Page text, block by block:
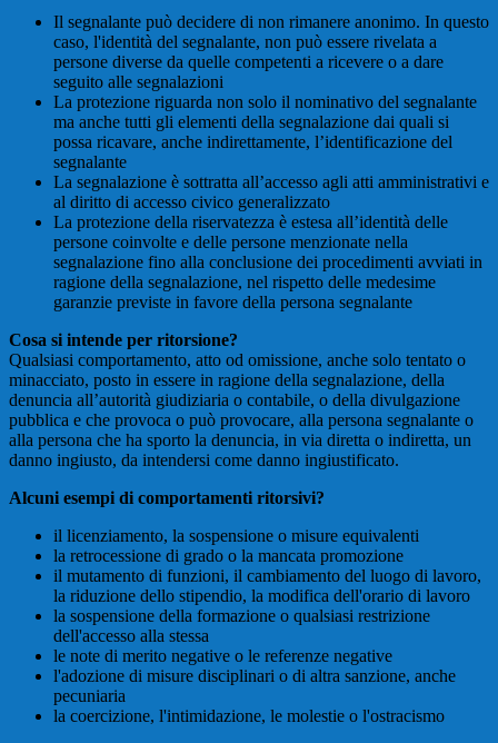
Il segnalante può decidere di non rimanere anonimo. In questo
caso, l'identità del segnalante, non può essere rivelata a
persone diverse da quelle competenti a ricevere o a dare
seguito alle segnalazioni
La protezione riguarda non solo il nominativo del segnalante
ma anche tutti gli elementi della segnalazione dai quali si
possa ricavare, anche indirettamente, l’identificazione del
segnalante
La segnalazione è sottratta all’accesso agli atti amministrativi e
al diritto di accesso civico generalizzato
La protezione della riservatezza è estesa all’identità delle
persone coinvolte e delle persone menzionate nella
segnalazione fino alla conclusione dei procedimenti avviati in
ragione della segnalazione, nel rispetto delle medesime
garanzie previste in favore della persona segnalante
Cosa si intende per ritorsione?
Qualsiasi comportamento, atto od omissione, anche solo tentato o
minacciato, posto in essere in ragione della segnalazione, della
denuncia all’autorità giudiziaria o contabile, o della divulgazione
pubblica e che provoca o può provocare, alla persona segnalante o
alla persona che ha sporto la denuncia, in via diretta o indiretta, un
danno ingiusto, da intendersi come danno ingiustificato.
Alcuni esempi di comportamenti ritorsivi?
il licenziamento, la sospensione o misure equivalenti
la retrocessione di grado o la mancata promozione
il mutamento di funzioni, il cambiamento del luogo di lavoro,
la riduzione dello stipendio, la modifica dell'orario di lavoro
la sospensione della formazione o qualsiasi restrizione
dell'accesso alla stessa
le note di merito negative o le referenze negative
l'adozione di misure disciplinari o di altra sanzione, anche
pecuniaria
la coercizione, l'intimidazione, le molestie o l'ostracismo